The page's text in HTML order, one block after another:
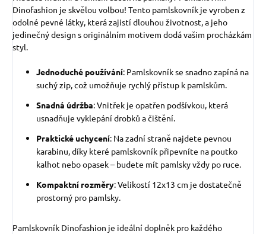
Dinofashion je skvělou volbou! Tento pamlskovník je vyroben z
odolné pevné látky, která zajistí dlouhou životnost, a jeho
jedinečný design s originálním motivem dodá vašim procházkám
styl.
Jednoduché používání: Pamlskovník se snadno zapíná na
suchý zip, což umožňuje rychlý přístup k pamlskům.
Snadná údržba: Vnitřek je opatřen podšívkou, která
usnadňuje vyklepání drobků a čištění.
Praktické uchycení: Na zadní straně najdete pevnou
karabinu, díky které pamlskovník připevníte na poutko
kalhot nebo opasek – budete mít pamlsky vždy po ruce.
Kompaktní rozměry: Velikostí 12x13 cm je dostatečně
prostorný pro pamlsky.
Pamlskovník Dinofashion je ideální doplněk pro každého